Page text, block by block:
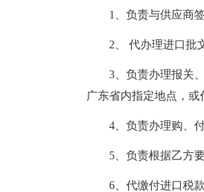
1、负责与供应商签
2、 代办理进口批文
3、负责办理报关、
广东省内指定地点，或
4、负责办理购、付
5、负责根据乙方要
6、代缴付进口税款